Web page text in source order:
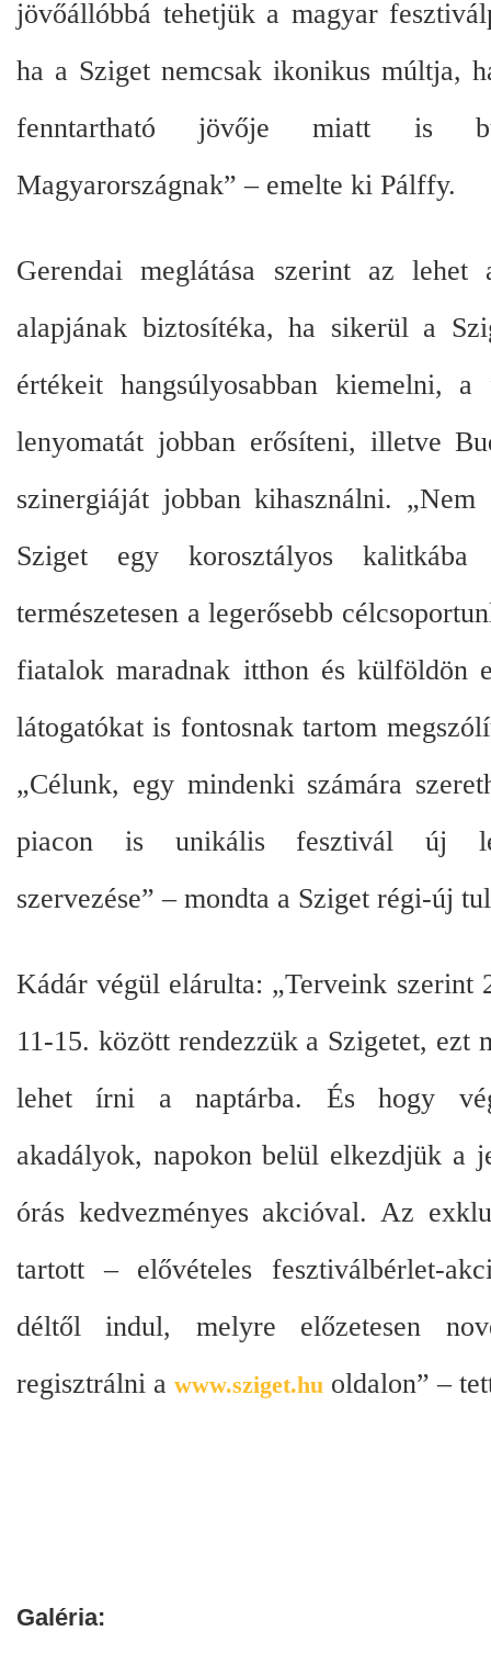
jövőállóbbá tehetjük a magyar
ha a Sziget nemcsak ikonikus múltja,
fenntartható jövője miatt is
Magyarországnak” – emelte ki Pálffy.
Gerendai meglátása szerint az lehet
alapjának biztosítéka, ha sikerül a
értékeit hangsúlyosabban kiemelni,
lenyomatát jobban erősíteni, illetve
szinergiáját jobban kihasználni. „Nem
Sziget egy korosztályos
természetesen a legerősebb
fiatalok maradnak itthon és külföldön
látogatókat is fontosnak tartom
„Célunk, egy mindenki számára
piacon is unikális fesztivál új
szervezése” – mondta a Sziget régi-új
Kádár végül elárulta: „Terveink szerint
11-15. között rendezzük a Szigetet, ezt
lehet írni a naptárba. És hogy
akadályok, napokon belül elkezdjük a
órás kedvezményes akcióval. Az
tartott – elővételes fesztiválbérlet-
déltől indul, melyre előzetesen
regisztrálni a www.sziget.hu oldalon” –
Galéria: